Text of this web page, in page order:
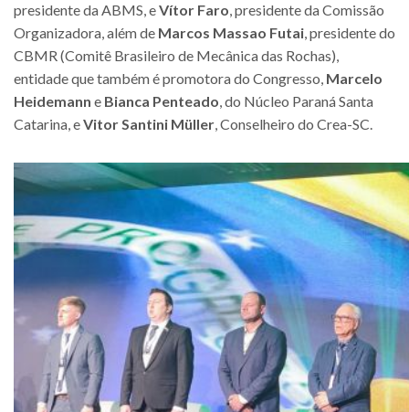
presidente da ABMS, eVítor Faro, presidente da Comissão
Organizadora, além de Marcos Massao Futai, presidente do
CBMR (Comitê Brasileiro de Mecânica das Rochas),
entidade que também é promotora do Congresso, Marcelo
Heidemann e Bianca Penteado, do Núcleo Paraná Santa
Catarina, eVitor Santini Müller, Conselheiro do Crea-SC.